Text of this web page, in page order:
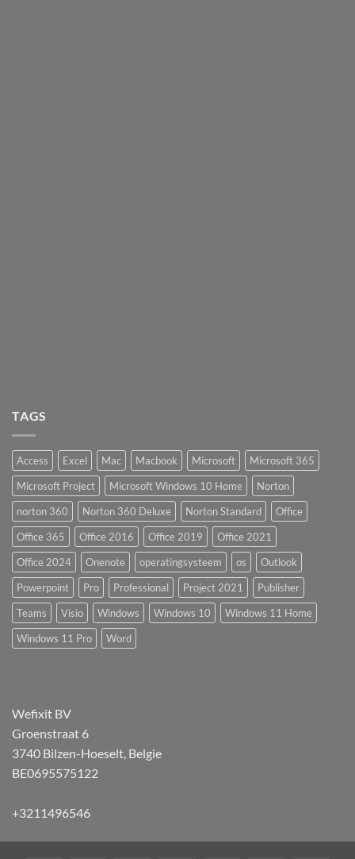
TAGS
Access Excel Mac Macbook Microsoft
Microsoft 365
Microsoft Project
Microsoft Windows 10 Home
Norton
norton 360
Norton 360 Deluxe Norton Standard
Office
Office 365
Office 2016 Office 2019
Office 2021
Office 2024
Onenote operatingsysteem os
Outlook
Powerpoint
Pro Professional Project 2021
Publisher
Teams
Visio Windows Windows 10
Windows 11 Home
Windows 11 Pro
Word
Wefixit BV
Groenstraat 6
3740 Bilzen-Hoeselt, Belgie
BE0695575122
+3211496546